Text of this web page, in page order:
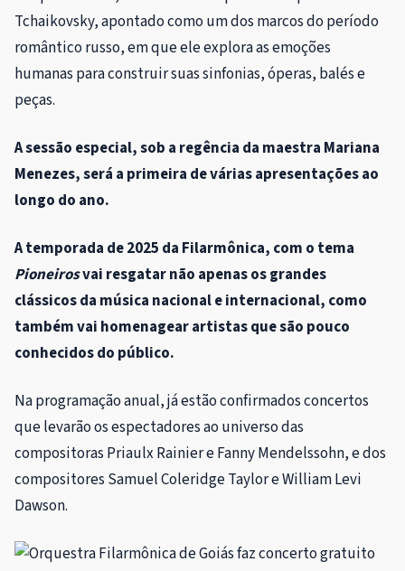
Tchaikovsky, apontado como um dos marcos do período
romântico russo, em que ele explora as emoções
humanas para construir suas sinfonias, óperas, balés e
peças.
A sessão especial, sob a regência da maestra Mariana
Menezes, será a primeira de várias apresentações ao
longo do ano.
A temporada de 2025 da Filarmônica, com o tema
Pioneirosvai resgatar não apenas os grandes
clássicos da música nacional e internacional, como
também vai homenagear artistas que são pouco
conhecidos do público.
Na programação anual, já estão confirmados concertos
que levarão os espectadores ao universo das
compositoras Priaulx Rainier e Fanny Mendelssohn, e dos
compositores Samuel Coleridge Taylor e William Levi
Dawson.